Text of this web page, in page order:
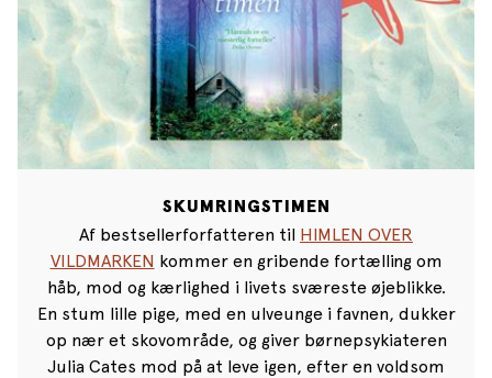
SKUMRINGSTIMEN
Af bestsellerforfatteren til HIMLEN OVER
VILDMARKEN kommer en gribende fortælling om
håb, mod og kærlighed i livets sværeste øjeblikke.
En stum lille pige, med en ulveunge i favnen, dukker
op nær et skovområde, og giver børnepsykiateren
Julia Cates mod på at leve igen, efter en voldsom